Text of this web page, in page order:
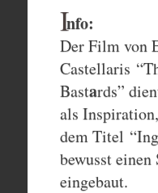
Info:
Der Film von
Castellaris
Bastards”
als
dem Titel
bewusst
eingebaut.